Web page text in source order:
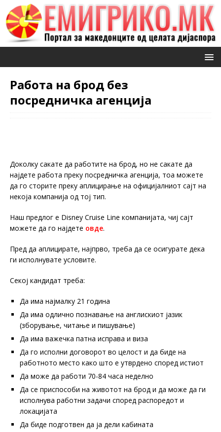
Работа на брод без
посредничка агенција
Доколку сакате да работите на брод, но не сакате да
најдете работа преку посредничка агенција, тоа можете
да го сторите преку аплицирање на официјалниот сајт на
некоја компанија од тој тип.
Наш предлог е Disney Cruise Line компанијата, чиј сајт
можете да го најдете овде.
Пред да аплицирате, најпрво, треба да се осигурате дека
ги исполнувате условите.
Секој кандидат треба:
Да има најмалку 21 годинa
Да има одлично познавање на англискиот јазик
(зборување, читање и пишување)
Да има важечка патна исправа и виза
Да го исполни договорот во целост и да биде на
работното место како што е утврдено според истиот
Да може да работи 70-84 часа неделно
Да се приспособи на животот на брод и да може да ги
исполнува работни задачи според распоредот и
локацијата
Да биде подготвен да ја дели кабината